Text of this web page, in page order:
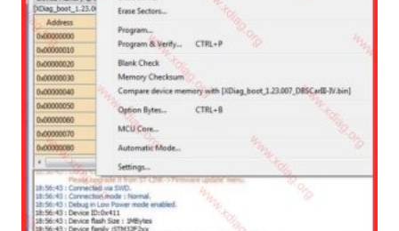
varianti.
Le
opzioni
possono
essere
scelte
nella
pagina